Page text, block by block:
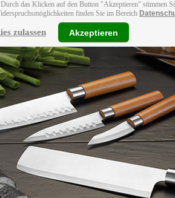
das Klicken auf den Button "Akzeptieren" stimmen
finden Sie im Bereich
zulassen Akzeptieren